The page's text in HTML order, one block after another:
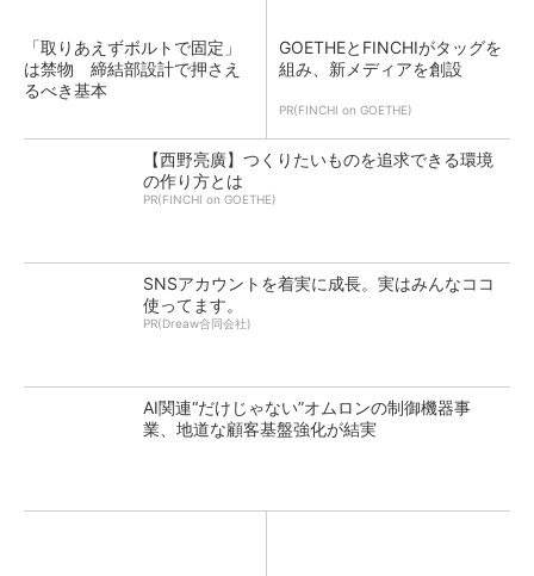
「取りあえずボルトで固定」
は禁物 締結部設計で押さえ
るべき基本
GOETHEとFINCHIがタッグを
組み、新メディアを創設
PR(FINCHI on GOETHE)
【西野亮廣】つくりたいものを追求できる環境
の作り方とは
PR(FINCHI on GOETHE)
SNSアカウントを着実に成長。実はみんなココ
使ってます。
PR(Dreaw合同会社)
AI関連“だけじゃない”オムロンの制御機器事
業、地道な顧客基盤強化が結実